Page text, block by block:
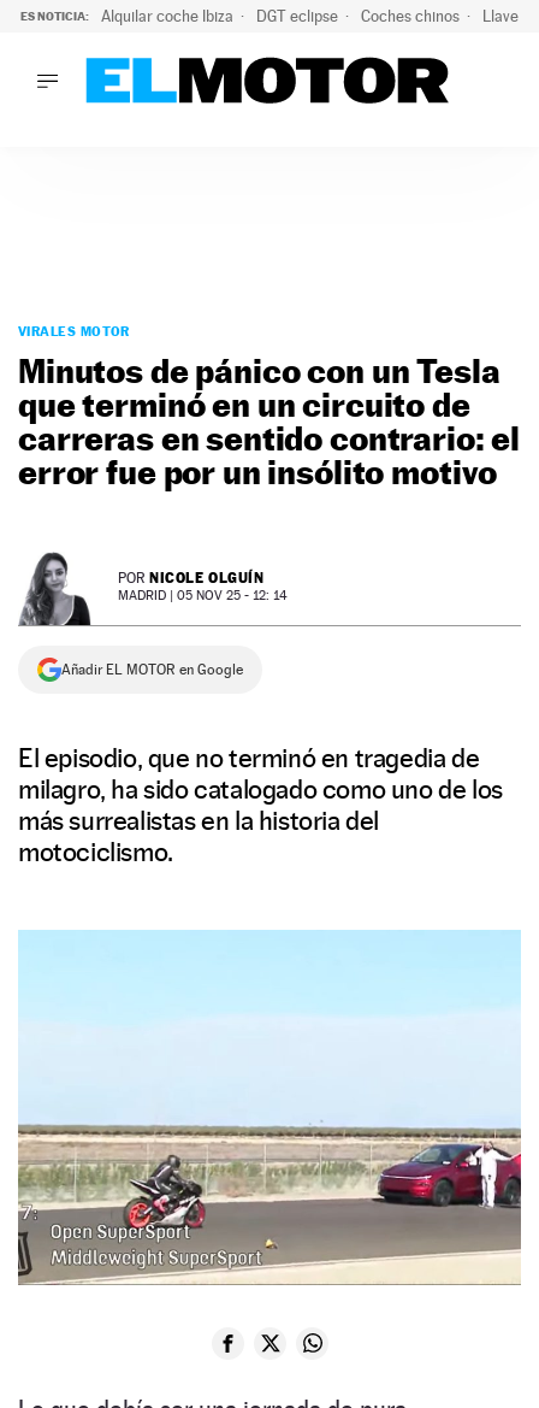
ES NOTICIA: Alquilar coche Ibiza DGT eclipse Coches chinos Llaves
PODCAST
MOTOS
TECNOLOGÍA
SUPERCOCHES
NEWSLETTER
VIRALES MOTOR
Minutos de pánico con un Tesla
que terminó en un circuito de
carreras en sentido contrario: el
error fue por un insólito motivo
POR NICOLE OLGUÍN
MADRID | 05 NOV 25 - 12: 14
Añadir EL MOTOR en Google
El episodio, que no terminó en tragedia de
milagro, ha sido catalogado como uno de los
más surrealistas en la historia del
motociclismo.